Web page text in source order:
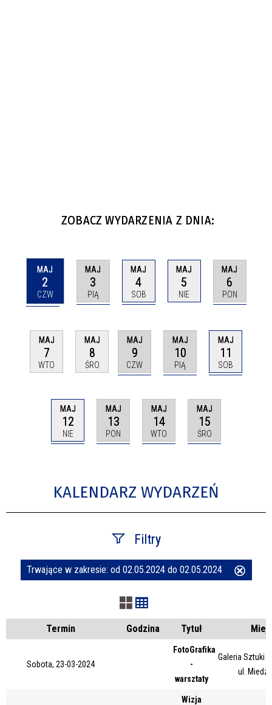
ZOBACZ WYDARZENIA Z DNIA:
MAJ
2
CZW
MAJ
3
PIĄ
MAJ
4
SOB
MAJ
5
NIE
MAJ
6
PON
MAJ
7
WTO
MAJ
8
ŚRO
MAJ
9
CZW
MAJ
10
PIĄ
MAJ
11
SOB
MAJ
12
NIE
MAJ
13
PON
MAJ
14
WTO
MAJ
15
ŚRO
KALENDARZ WYDARZEŃ
Filtry
Szukana fraza
Kategoria
Trwające w zakresie
Trwające w zakresie: od 02.05.2024 do 02.05.2024
Termin Godzina Tytuł
Sobota, 23-03-2024
FotoGrafika
-
warsztaty
Galeria Sztuki
ul.
Wizja